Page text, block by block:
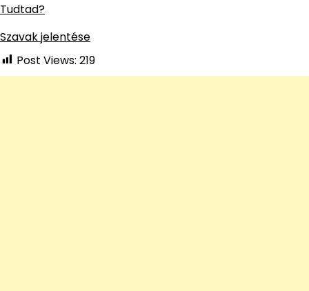
Tudtad?
Szavak jelentése
Post Views: 219